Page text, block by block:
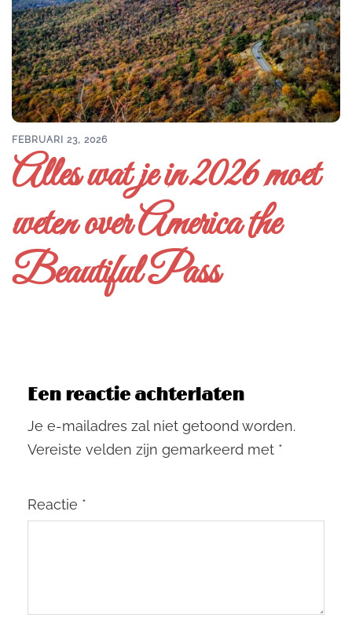
FEBRUARI 23, 2026
Alles wat je in 2026 moet
weten over America the
Beautiful Pass
Een reactie achterlaten
Je e-mailadres zal niet getoond worden.
Vereiste velden zijn gemarkeerd met *
Reactie *